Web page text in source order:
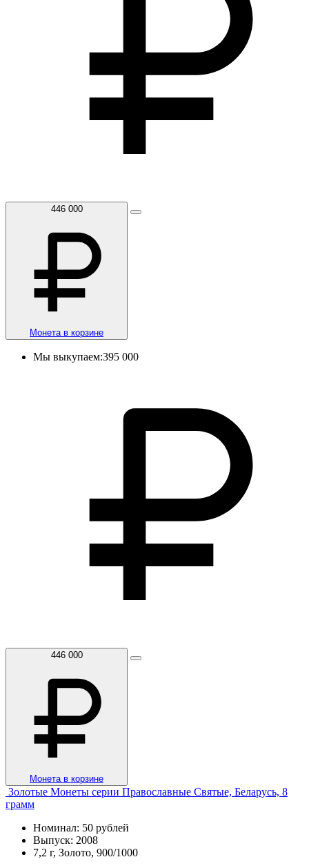
446 000
Монета в корзине
Мы выкупаем:395 000
446 000
Монета в корзине
Золотые Монеты серии Православные Святые, Беларусь, 8
грамм
Номинал: 50 рублей
Выпуск: 2008
7,2 г, Золото, 900/1000